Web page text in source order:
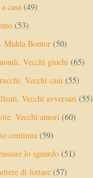
casa (49)
(53)
Midda Bontor (50)
Vecchi giochi (65)
Vecchi cani (55)
Vecchi avversari (55)
Vecchi amori (60)
continua (59)
lo sguardo (51)
di lottare (57)